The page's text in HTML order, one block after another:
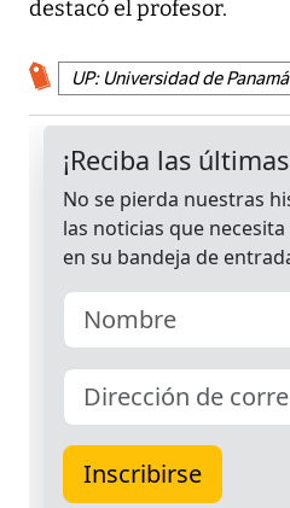
destacó el profesor.
UP: Universidad de Panamá